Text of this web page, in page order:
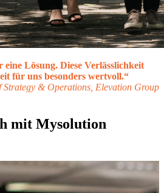
Lösung. Diese Verlässlichkeit
für uns besonders wertvoll.“
& Operations, Elevation Group
mit Mysolution